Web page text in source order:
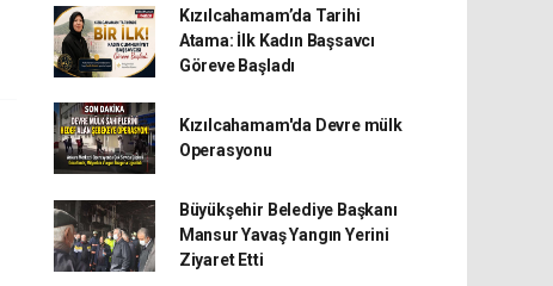
Kızılcahamam’da Tarihi
Atama: İlk Kadın Başsavcı
Göreve Başladı
Kızılcahamam'da Devre mülk
Operasyonu
Büyükşehir Belediye Başkanı
Mansur Yavaş Yangın Yerini
Ziyaret Etti